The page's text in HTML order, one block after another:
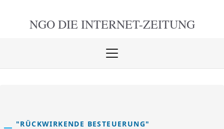
NGO DIE INTERNET-ZEITUNG
Menü
"RÜCKWIRKENDE BESTEUERUNG"